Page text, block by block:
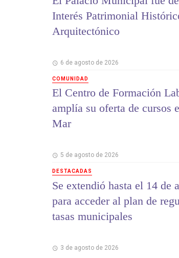
Interés Patrimonial
Arquitectónico
6 de agosto de 2026
COMUNIDAD
El Centro de Formación
amplía su oferta de cursos
Mar
5 de agosto de 2026
DESTACADAS
Se extendió hasta el 14 de
para acceder al plan de
tasas municipales
3 de agosto de 2026